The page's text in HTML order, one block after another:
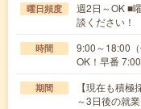
曜日頻度
週2日～OK ■
談ください！
時間
9:00～18:00
OK！早番
期間
【現在も積
～3日後の就